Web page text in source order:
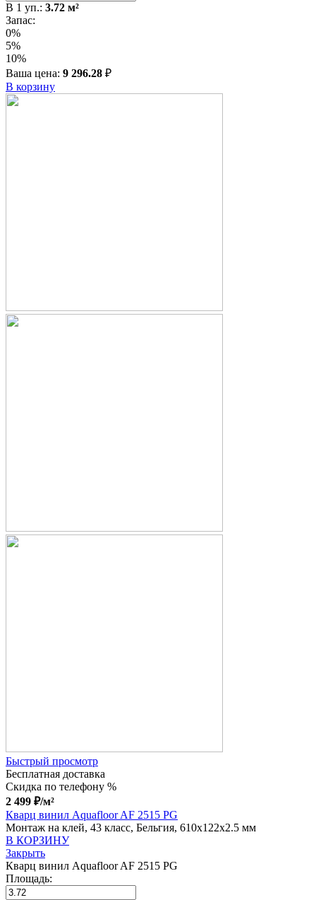
В 1 уп.: 3.72 м²
Запас:
0%
5%
10%
Ваша цена: 9 296.28 ₽
В корзину
Быстрый просмотр
Бесплатная доставка
Скидка по телефону %
2 499 ₽/м²
Кварц винил Aquafloor AF 2515 PG
Монтаж на клей, 43 класс, Бельгия, 610x122x2.5 мм
В КОРЗИНУ
Закрыть
Кварц винил Aquafloor AF 2515 PG
Площадь: